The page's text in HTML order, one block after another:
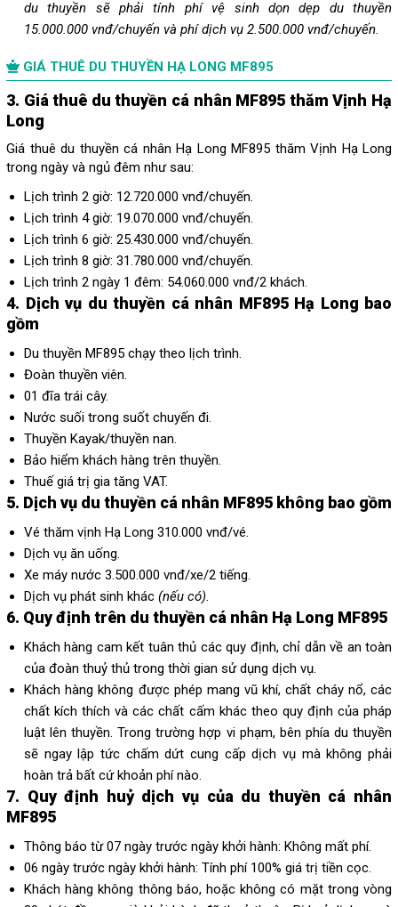
du thuyền sẽ phải tính phí vệ sinh dọn dẹp du thuyền
15.000.000 vnđ/chuyến và phí dịch vụ 2.500.000 vnđ/chuyến.
GIÁ THUÊ DU THUYỀN HẠ LONG MF895
3. Giá thuê du thuyền cá nhân MF895 thăm Vịnh Hạ
Long
Giá thuê du thuyền cá nhân Hạ Long MF895 thăm Vịnh Hạ Long
trong ngày và ngủ đêm như sau:
Lịch trình 2 giờ: 12.720.000 vnđ/chuyến.
Lịch trình 4 giờ: 19.070.000 vnđ/chuyến.
Lịch trình 6 giờ: 25.430.000 vnđ/chuyến.
Lịch trình 8 giờ: 31.780.000 vnđ/chuyến.
Lịch trình 2 ngày 1 đêm: 54.060.000 vnđ/2 khách.
4. Dịch vụ du thuyền cá nhân MF895 Hạ Long bao
gồm
Du thuyền MF895 chạy theo lịch trình.
Đoàn thuyền viên.
01 đĩa trái cây.
Nước suối trong suốt chuyến đi.
Thuyền Kayak/thuyền nan.
Bảo hiểm khách hàng trên thuyền.
Thuế giá trị gia tăng VAT.
5. Dịch vụ du thuyền cá nhân MF895 không bao gồm
Vé thăm vịnh Hạ Long 310.000 vnđ/vé.
Dịch vụ ăn uống.
Xe máy nước 3.500.000 vnđ/xe/2 tiếng.
Dịch vụ phát sinh khác (nếu có).
6. Quy định trên du thuyền cá nhân Hạ Long MF895
Khách hàng cam kết tuân thủ các quy định, chỉ dẫn về an toàn
của đoàn thuỷ thủ trong thời gian sử dụng dịch vụ.
Khách hàng không được phép mang vũ khí, chất cháy nổ, các
chất kích thích và các chất cấm khác theo quy định của pháp
luật lên thuyền. Trong trường hợp vi phạm, bên phía du thuyền
sẽ ngay lập tức chấm dứt cung cấp dịch vụ mà không phải
hoàn trả bất cứ khoản phí nào.
7. Quy định huỷ dịch vụ của du thuyền cá nhân
MF895
Thông báo từ 07 ngày trước ngày khởi hành: Không mất phí.
06 ngày trước ngày khởi hành: Tính phí 100% giá trị tiền cọc.
Khách hàng không thông báo, hoặc không có mặt trong vòng